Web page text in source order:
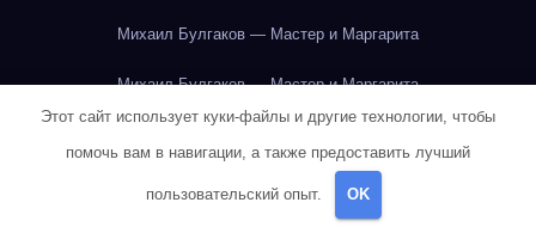
Михаил Булгаков — Мастер и Маргарита
Михаил Булгаков — Мастер и Маргарита
Михаил Булгаков — Мастер и Маргарита
Этот сайт использует куки-файлы и другие технологии, чтобы
помочь вам в навигации, а также предоставить лучший
пользовательский опыт. OK